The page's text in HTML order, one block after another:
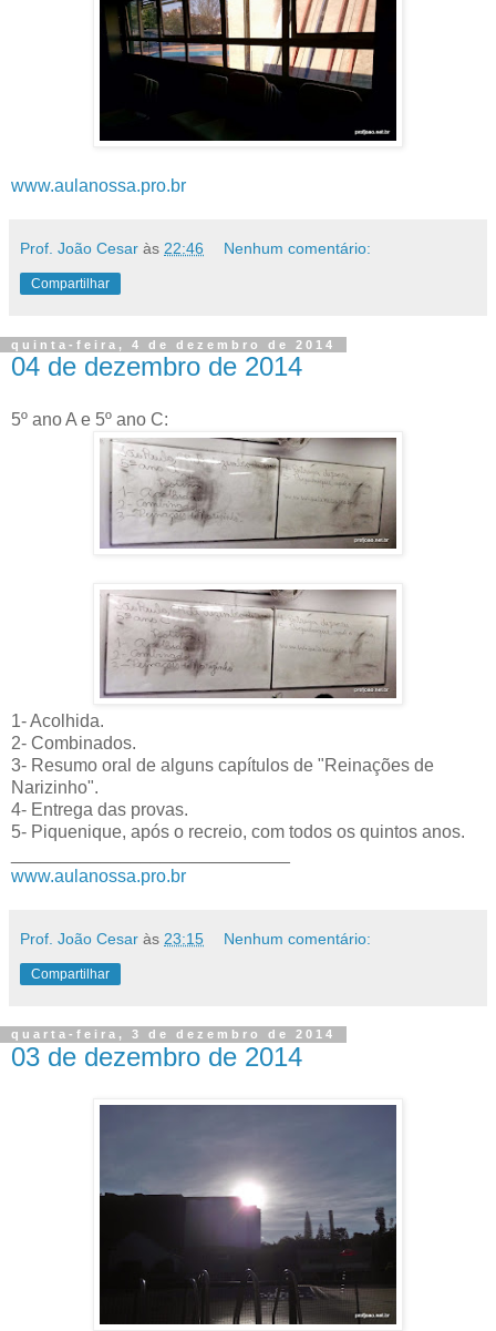
www.aulanossa.pro.br
Prof. João Cesar às 22:46 Nenhum comentário:
Compartilhar
quinta-feira, 4 de dezembro de 2014
04 de dezembro de 2014
5º ano A e 5º ano C:
1- Acolhida.
2- Combinados.
3- Resumo oral de alguns capítulos de "Reinações de
Narizinho".
4- Entrega das provas.
5- Piquenique, após o recreio, com todos os quintos anos.
www.aulanossa.pro.br
Prof. João Cesar às 23:15 Nenhum comentário:
Compartilhar
quarta-feira, 3 de dezembro de 2014
03 de dezembro de 2014